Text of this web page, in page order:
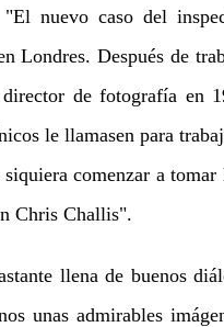
"El nuevo caso del
Londres. Después de
de fotografía en
le llamasen para
comenzar a
Chris Challis".
llena de buenos
unas admirables